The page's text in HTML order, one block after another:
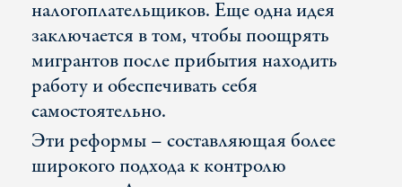
налогоплательщиков. Еще одна идея
заключается в том, чтобы поощрять
мигрантов после прибытия находить
работу и обеспечивать себя
самостоятельно.
Эти реформы – составляющая более
широкого подхода к контролю